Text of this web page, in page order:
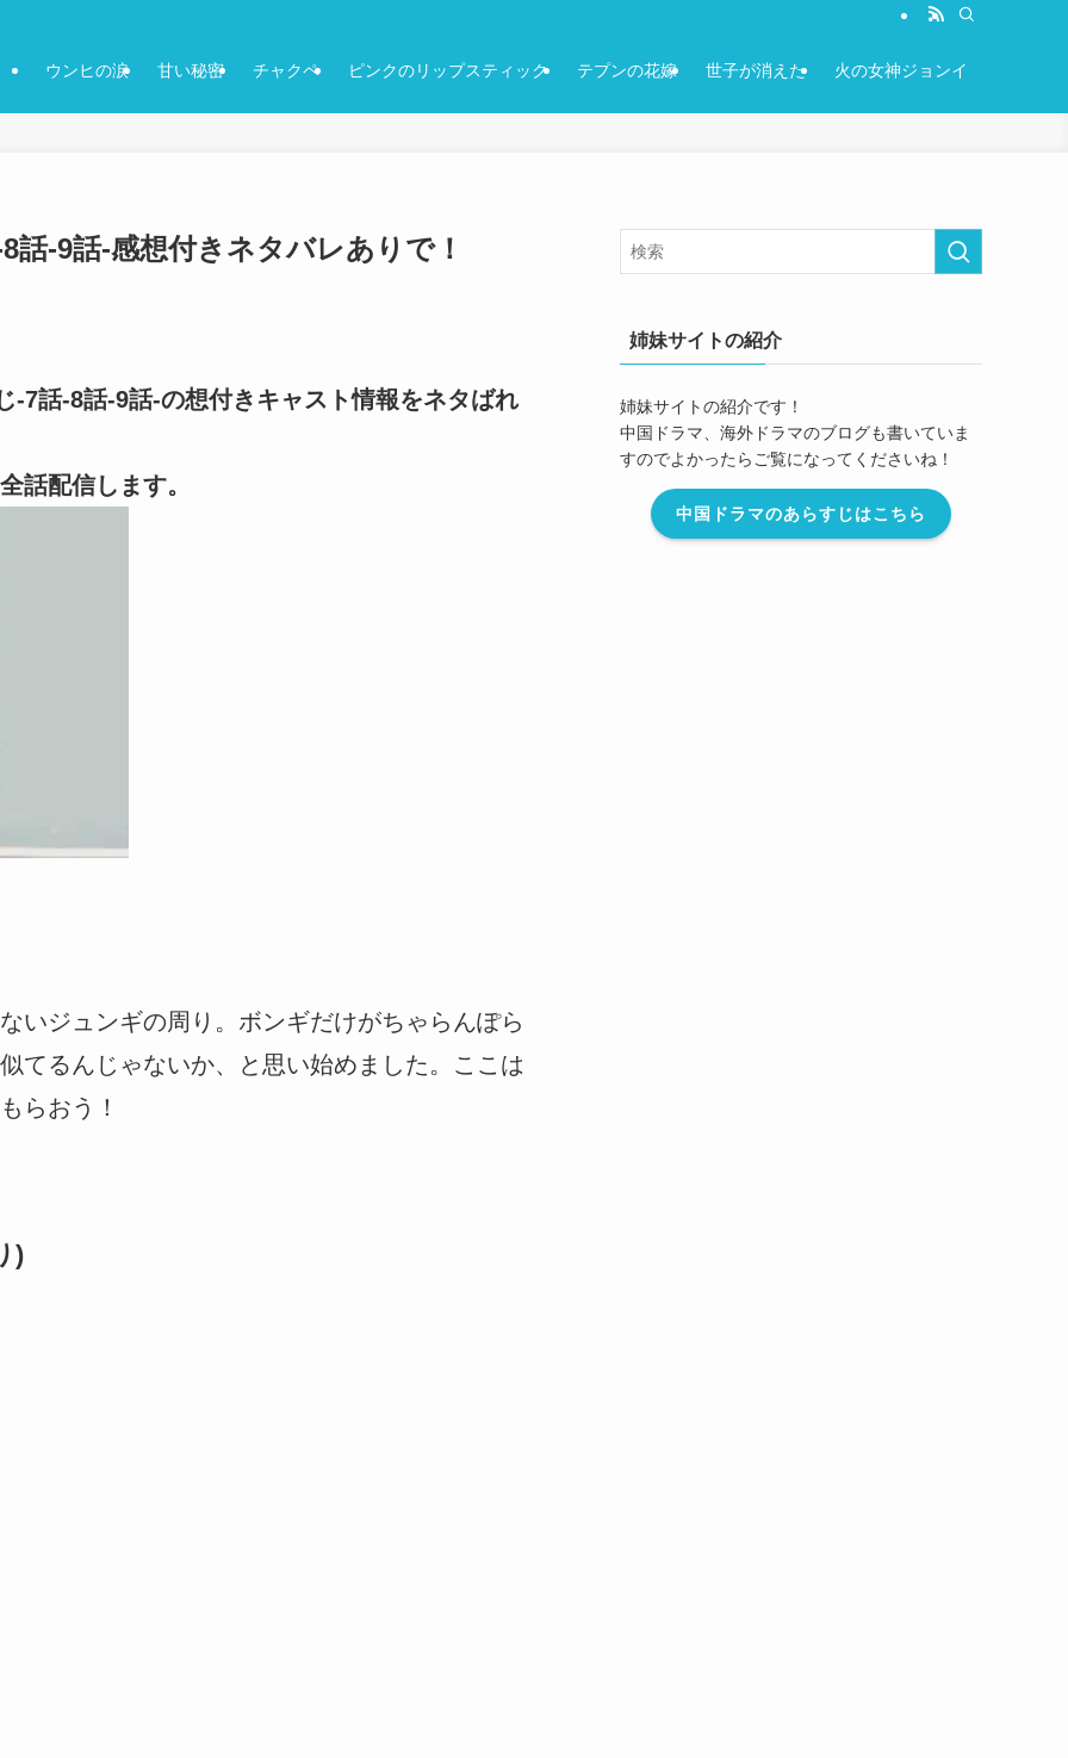
ウンヒの涙 甘い秘密 チャクペ ピンクのリップスティック テプンの花嫁 世子が消えた 火の女神ジョンイ
-9話-感想付きネタバレありで！
-7話-8話-9話-の想付きキャスト情報をネタばれ
話配信します。
いジュンギの周り。ボンギだけがちゃらんぽら
てるんじゃないか、と思い始めました。ここは
らおう！
)
姉妹サイトの紹介
姉妹サイトの紹介です！
中国ドラマ、海外ドラマのブログも書いていま
すのでよかったらご覧になってくださいね！
中国ドラマのあらすじはこちら